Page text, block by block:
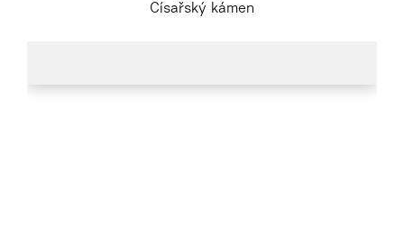
Císařský kámen